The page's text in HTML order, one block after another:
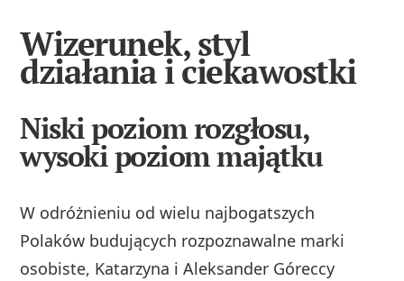
Wizerunek, styl
działania i ciekawostki
Niski poziom rozgłosu,
wysoki poziom majątku
W odróżnieniu od wielu najbogatszych
Polaków budujących rozpoznawalne marki
osobiste, Katarzyna i Aleksander Góreccy